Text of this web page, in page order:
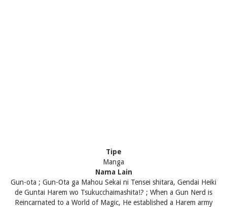
Tipe
Manga
Nama Lain
Gun-ota ; Gun-Ota ga Mahou Sekai ni Tensei shitara, Gendai Heiki
de Guntai Harem wo Tsukucchaimashita!? ; When a Gun Nerd is
Reincarnated to a World of Magic, He established a Harem army